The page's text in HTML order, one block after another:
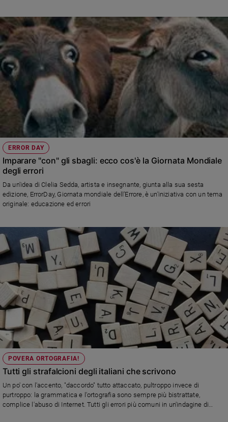
e
spiritualità
Santi
Devozione
e
fede
Parola
del
giorno
Santo
giorno
Società
e
valori
Ambiente
Volontariato
Diritti
Aziende
valore
Caso
della
settimana
Migranti
Diversità
e
inclusione
Costume
Cultura
e
ERROR DAY
Imparare "con" gli sbagli: ecco cos'è la Giornata Mondiale
degli errori
Da un'idea di Clelia Sedda, artista e insegnante, giunta alla sua sesta
edizione, ErrorDay, Giornata mondiale dell’Errore, è un'iniziativa con un tema
originale: educazione ed errori
POVERA ORTOGRAFIA!
Tutti gli strafalcioni degli italiani che scrivono
Un po' con l'accento, "daccordo" tutto attaccato, pultroppo invece di
purtroppo: la grammatica e l'ortografia sono sempre più bistrattate,
complice l'abuso di Internet. Tutti gli errori più comuni in un'indagine di